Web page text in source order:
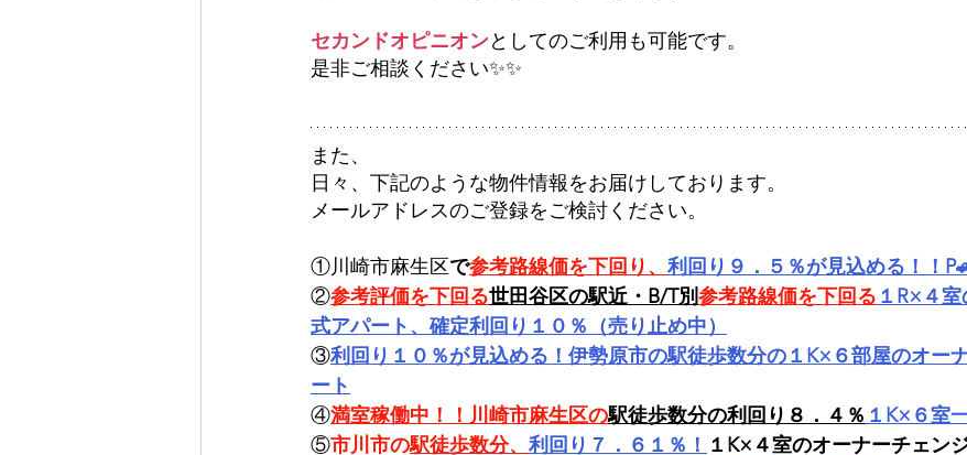
セカンドオピニオンとしてのご利用も可能です。
是非ご相談ください✨✨
また、
日々、下記のような物件情報をお届けしております。
メールアドレスのご登録をご検討ください。
①川崎市麻生区で参考路線価を下回り、 利回り９．５％が見込める！！
②参考評価を下回る世田谷区の駅近・B/T別参考路線価を下回る １R×４室
式アパート、確定利回り１０％（売り止め中）
③利回り１０％が見込める！伊勢原市の駅徒歩数分の１K×６部屋のオー
ート
④満室稼働中！！川崎市麻生区の駅徒歩数分の利回り８．４％ １K×６室
⑤市川市の駅徒歩数分、 利回り７．６１％！ １K×４室のオーナーチェン